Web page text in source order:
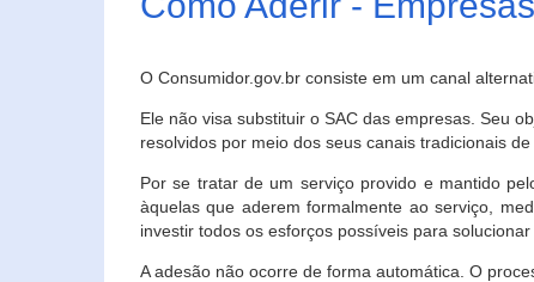
O Consumidor.gov.br consiste em um canal
Ele não visa substituir o SAC das empresas. Seu
resolvidos por meio dos seus canais tradicionais
Por se tratar de um serviço provido e mantido
àquelas que aderem formalmente ao serviço,
investir todos os esforços possíveis para
A adesão não ocorre de forma automática. O